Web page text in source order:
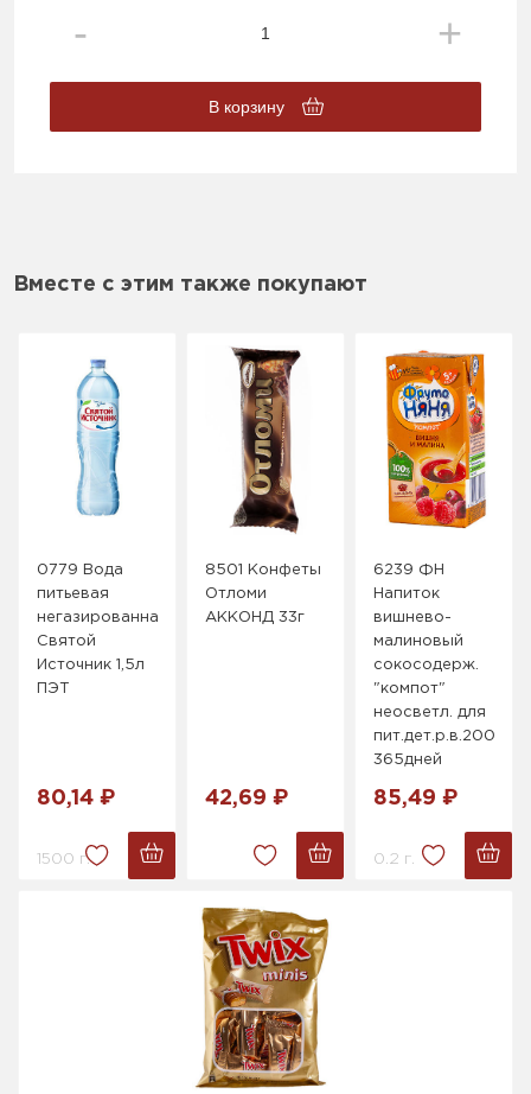
В корзину
Вместе с этим также покупают
0779 Вода
питьевая
негазированная
Святой
Источник 1,5л
ПЭТ
80,14 ₽
1500 г.
8501 Конфеты
Отломи
АККОНД 33г
42,69 ₽
6239 ФН
Напиток
вишнево-
малиновый
сокосодерж.
"компот"
неосветл. для
пит.дет.р.в.200мл,
365дней
85,49 ₽
0.2 г.